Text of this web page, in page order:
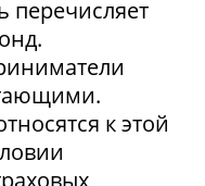
перечисляет
к этой